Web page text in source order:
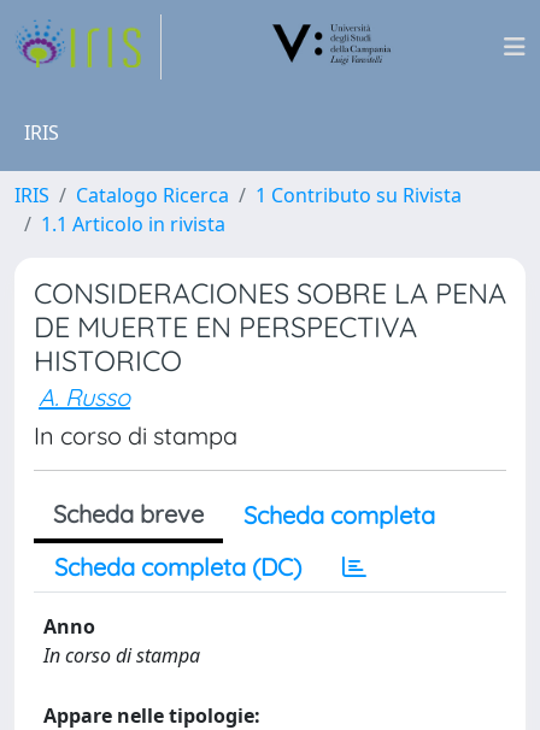
IRIS
IRIS Catalogo Ricerca
1 Contributo su Rivista
1.1 Articolo in rivista
CONSIDERACIONES SOBRE LA PENA
DE MUERTE EN PERSPECTIVA
HISTORICO
A. Russo
In corso di stampa
Scheda breve
Scheda completa
Scheda completa (DC)
Anno
In corso di stampa
Appare nelle tipologie: